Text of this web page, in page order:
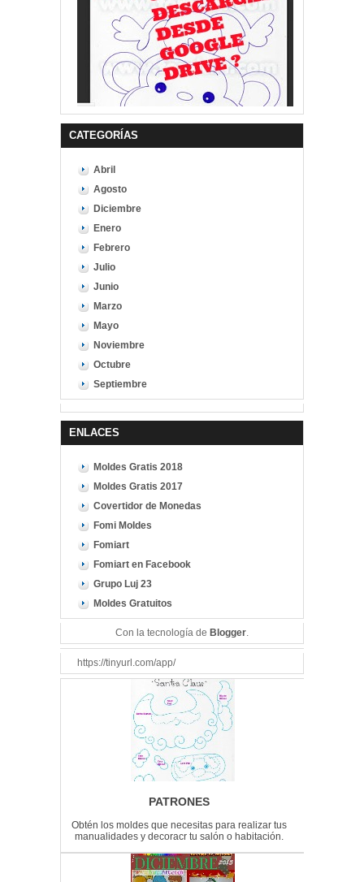
CATEGORÍAS
Abril
Agosto
Diciembre
Enero
Febrero
Julio
Junio
Marzo
Mayo
Noviembre
Octubre
Septiembre
ENLACES
Moldes Gratis 2018
Moldes Gratis 2017
Covertidor de Monedas
Fomi Moldes
Fomiart
Fomiart en Facebook
Grupo Luj 23
Moldes Gratuitos
Con la tecnología de Blogger.
https://tinyurl.com/app/
PATRONES
Obtén los moldes que necesitas para realizar tus
manualidades y decoracr tu salón o habitación.